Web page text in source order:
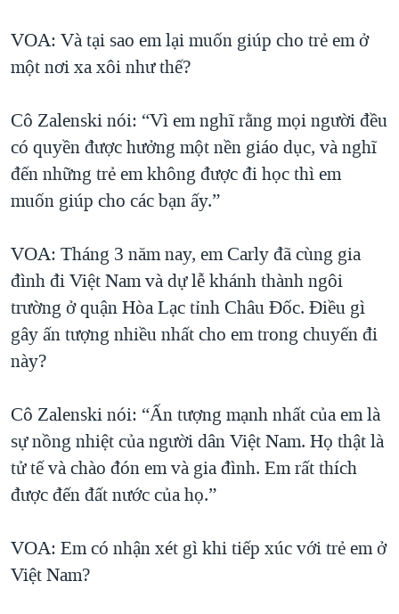
VOA: Và tại sao em lại muốn giúp cho trẻ em ở
một nơi xa xôi như thế?
Cô Zalenski nói: “Vì em nghĩ rằng mọi người đều
có quyền được hưởng một nền giáo dục, và nghĩ
đến những trẻ em không được đi học thì em
muốn giúp cho các bạn ấy.”
VOA: Tháng 3 năm nay, em Carly đã cùng gia
đình đi Việt Nam và dự lễ khánh thành ngôi
trường ở quận Hòa Lạc tỉnh Châu Đốc. Điều gì
gây ấn tượng nhiều nhất cho em trong chuyến đi
này?
Cô Zalenski nói: “Ấn tượng mạnh nhất của em là
sự nồng nhiệt của người dân Việt Nam. Họ thật là
tử tế và chào đón em và gia đình. Em rất thích
được đến đất nước của họ.”
VOA: Em có nhận xét gì khi tiếp xúc với trẻ em ở
Việt Nam?